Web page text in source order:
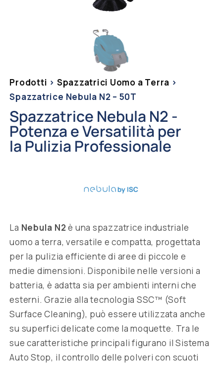
Prodotti > Spazzatrici Uomo a Terra >
Spazzatrice Nebula N2 – 50T
Spazzatrice Nebula N2 -
Potenza e Versatilità per
la Pulizia Professionale
La Nebula N2è una spazzatrice industriale
uomo a terra, versatile e compatta, progettata
per la pulizia efficiente di aree di piccole e
medie dimensioni. Disponibile nelle versioni a
batteria, è adatta sia per ambienti interni che
esterni. Grazie alla tecnologia SSC™ (Soft
Surface Cleaning), può essere utilizzata anche
su superfici delicate come la moquette. Tra le
sue caratteristiche principali figurano il Sistema
Auto Stop, il controllo delle polveri con scuoti